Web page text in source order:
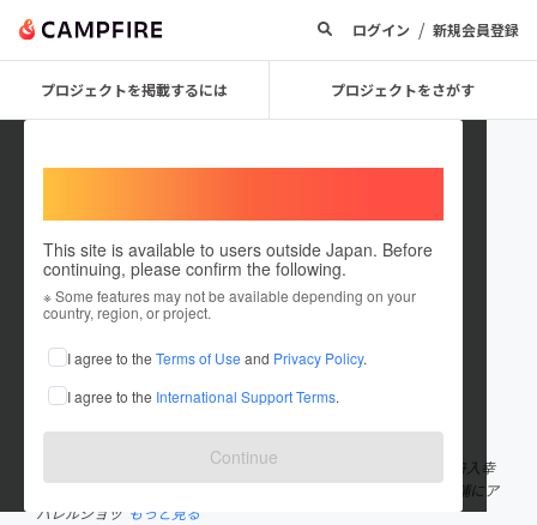
ログイン / 新規会員登録
プロジェクトを掲載するには プロジェクトをさがす
This site is available to users outside Japan. Before
continuing, please confirm the following.
※ Some features may not be available depending on your
country, region, or project.
I agree to the Terms of Use and Privacy Policy.
I agree to the International Support Terms.
Continue
soreccha_chouette8
これまでに1件のプロジェクトを投稿しています
在住国：日本 現在地：広島県
出身国：未設定
soreccha 広島市西区己斐本町1-14-3 chouette eight 広島市中区舟入幸
町18-10 現在２店舗のカフェを営業中です！ 本年１２月この２店舗にア
パレルショッ もっと見る